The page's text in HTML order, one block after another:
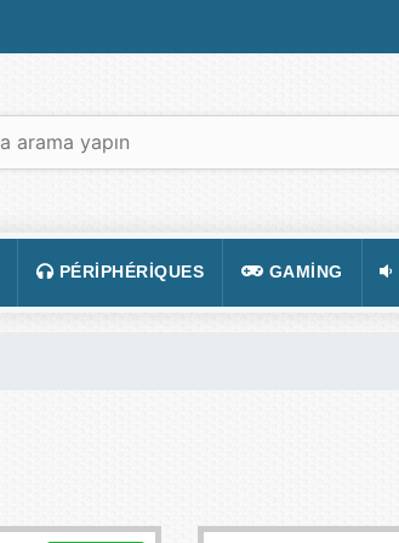
PÉRIPHÉRIQUES GAMING